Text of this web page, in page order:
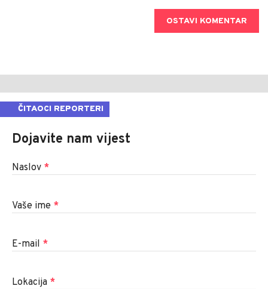
OSTAVI KOMENTAR
ČITAOCI REPORTERI
Dojavite nam vijest
Naslov *
Vaše ime *
E-mail *
Lokacija *